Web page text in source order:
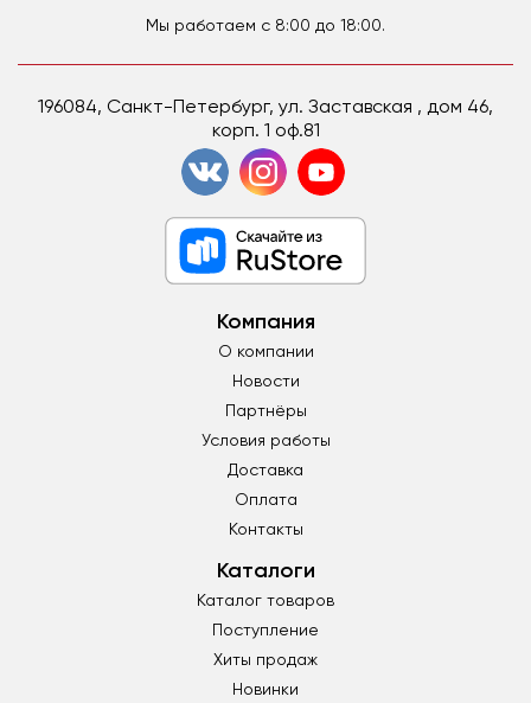
Мы работаем c 8:00 до 18:00.
196084, Санкт-Петербург, ул. Заставская , дом 46,
корп. 1 оф.81
Компания
О компании
Новости
Партнёры
Условия работы
Доставка
Оплата
Контакты
Каталоги
Каталог товаров
Поступление
Хиты продаж
Новинки